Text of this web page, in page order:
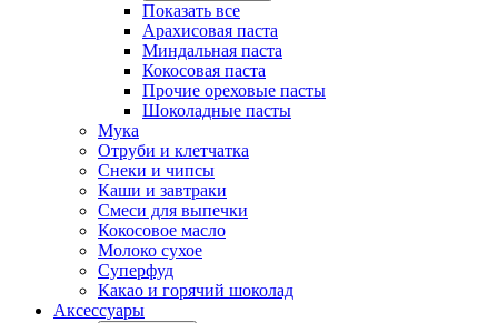
Показать все
Арахисовая паста
Миндальная паста
Кокосовая паста
Прочие ореховые пасты
Шоколадные пасты
Мука
Отруби и клетчатка
Снеки и чипсы
Каши и завтраки
Смеси для выпечки
Кокосовое масло
Молоко сухое
Суперфуд
Какао и горячий шоколад
Аксессуары